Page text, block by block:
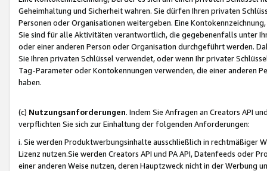
Geheimhaltung und Sicherheit wahren. Sie dürfen Ihren privaten
Personen oder Organisationen weitergeben. Eine
Sie sind für alle Aktivitäten verantwortlich, die gegebenenfalls unter
oder einer anderen Person oder Organisation durchgeführt werden.
Sie Ihren privaten Schlüssel verwendet, oder wenn Ihr privater
Tag-Parameter oder Kontokennungen verwenden, die einer anderen
haben.
(c) Nutzungsanforderungen. Indem Sie Anfragen an Creators API
verpflichten Sie sich zur Einhaltung der folgenden Anforderungen:
i. Sie werden Produktwerbungsinhalte ausschließlich in rechtmäßiger
Lizenz nutzen.Sie werden Creators API und PA API, Datenfeeds oder
einer anderen Weise nutzen, deren Hauptzweck nicht in der Werbung